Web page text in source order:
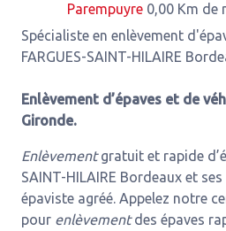
Parempuyre0,00 Km de notre
Spécialiste en enlèvement
FARGUES-SAINT-HILAIRE
Enlèvement d’épaves et de
Gironde.
Enlèvementgratuit et rapide
SAINT-HILAIRE Bordeaux et
épaviste agréé. Appelez notre
pour enlèvementdes épaves